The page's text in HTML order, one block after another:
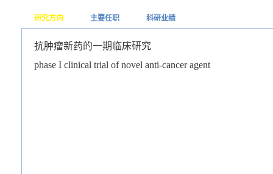
研究方向 主要任职 科研业绩
抗肿瘤新药的一期临床研究
phase I clinical trial of novel anti-cancer agent